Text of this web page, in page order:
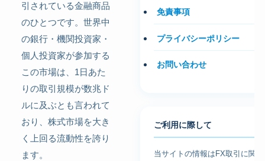
引されている金融商品
のひとつです。世界中
の銀行・機関投資家・
個人投資家が参加する
この市場は、1日あた
りの取引規模が数兆ド
ルに及ぶとも言われて
おり、株式市場を大き
く上回る流動性を誇り
ます。
免責事項
プライバシーポリシー
お問い合わせ
ご利用に際して
当サイトの情報はFX取引に関